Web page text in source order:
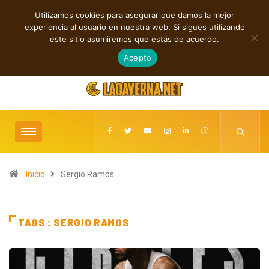
TENDENCIAS
Indie, rap y pop: cuatro lanzamientos independientes destacados
agosto 7, 2026
Inicio Sergio Ramos
TAGS : SERGIO RAMOS
Utilizamos cookies para asegurar que damos la mejor
experiencia al usuario en nuestra web. Si sigues utilizando
este sitio asumiremos que estás de acuerdo.
Acepto